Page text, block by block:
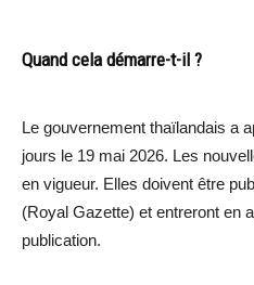
Quand cela démarre-t-il ?
Le gouvernement thaïlandais a
jours le 19 mai 2026. Les
en vigueur. Elles doivent être
(Royal Gazette) et entreront en
publication.